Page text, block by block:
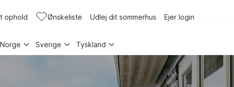
ophold Ønskeliste Udlej dit sommerhus Ejer login
Norge Sverige Tyskland